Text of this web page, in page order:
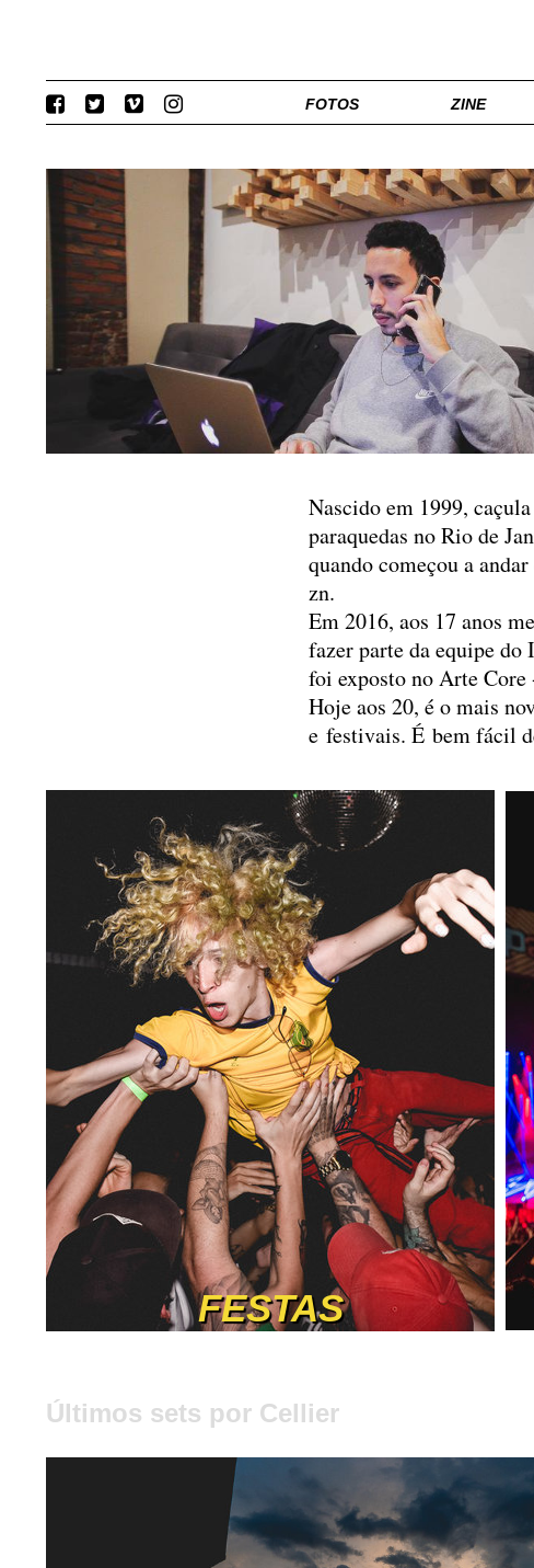
FOTOS ZINE
Nascido em 1999,
paraquedas no Rio de
quando começou a
zn.
Em 2016, aos 17 anos
fazer parte da equipe do
foi exposto no Arte Core
Hoje aos 20, é o mais
e festivais. É bem fácil
FESTAS
Últimos sets por Cellier